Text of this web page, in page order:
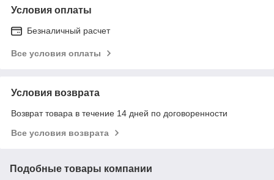
Условия оплаты
Безналичный расчет
Все условия оплаты
Условия возврата
Возврат товара в течение 14 дней по договоренности
Все условия возврата
Подобные товары компании